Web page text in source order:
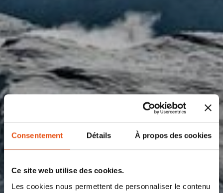
Consentement Détails À propos des cookies
Ce site web utilise des cookies.
Les cookies nous permettent de personnaliser le contenu